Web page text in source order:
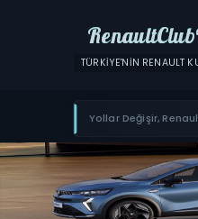
TÜRKIYE'NIN RENAULT
Yollar Değişir,